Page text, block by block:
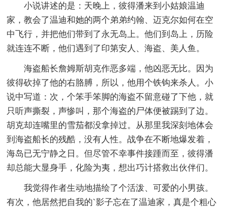
小说讲述的是：天晚上，彼得潘来到小姑娘温迪
家，教会了温迪和她的两个弟弟约翰、迈克尔如何在空
中飞行，并把他们带到了永无岛上。他们到岛上，历险
就连连不断，他们遇到了印第安人、海盗、美人鱼。
海盗船长詹姆斯胡克作恶多端，他凶恶无比。因为
彼得砍掉了他的右胳膊，所以，他用个铁钩来杀人。小
说中写道：次，个笨手笨脚的海盗不留意碰了下他，就
只听声撕裂，声惨叫，那个海盗的尸体便被踢到了边。
胡克却连嘴里的雪茄都没拿掉过。从那里我深刻地体会
到海盗船长的残酷，没有人性。战争在不断地爆发着，
海岛已无宁静之日。但尽管不幸事件接踵而至，彼得潘
却总能大显身手，化险为夷，想出巧计搭救出伙伴们。
我觉得作者生动地描绘了个活泼、可爱的小男孩。
有次，他居然把自我的`影子忘在了温迪家，真是个粗心